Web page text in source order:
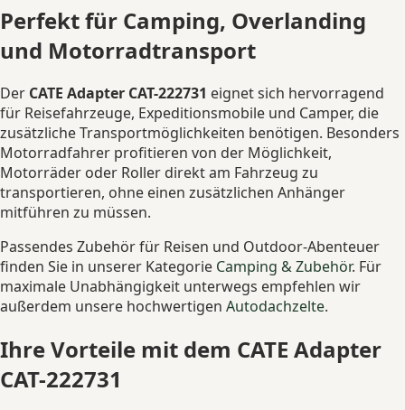
Perfekt für Camping, Overlanding
und Motorradtransport
Der CATE Adapter CAT-222731 eignet sich hervorragend
für Reisefahrzeuge, Expeditionsmobile und Camper, die
zusätzliche Transportmöglichkeiten benötigen. Besonders
Motorradfahrer profitieren von der Möglichkeit,
Motorräder oder Roller direkt am Fahrzeug zu
transportieren, ohne einen zusätzlichen Anhänger
mitführen zu müssen.
Passendes Zubehör für Reisen und Outdoor-Abenteuer
finden Sie in unserer Kategorie Camping & Zubehör. Für
maximale Unabhängigkeit unterwegs empfehlen wir
außerdem unsere hochwertigen Autodachzelte.
Ihre Vorteile mit dem CATE Adapter
CAT-222731